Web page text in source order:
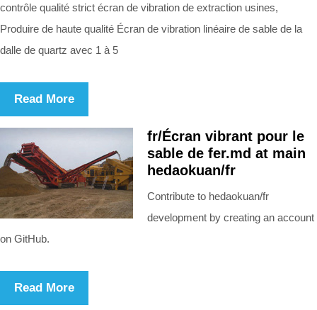
contrôle qualité strict écran de vibration de extraction usines,
Produire de haute qualité Écran de vibration linéaire de sable de la
dalle de quartz avec 1 à 5
Read More
fr/Écran vibrant pour le
sable de fer.md at main
hedaokuan/fr
Contribute to hedaokuan/fr
development by creating an account
on GitHub.
Read More